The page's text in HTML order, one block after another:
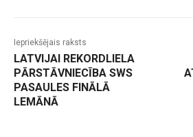
Iepriekšējais raksts
LATVIJAI REKORDLIELA
PĀRSTĀVNIECĪBA SWS
PASAULES FINĀLĀ
LEMĀNĀ